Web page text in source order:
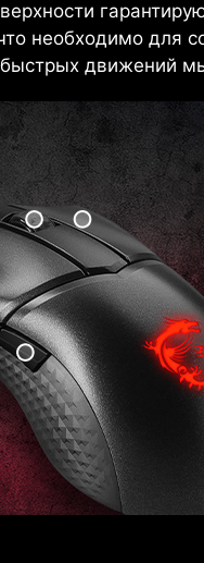
необходимо для
движений